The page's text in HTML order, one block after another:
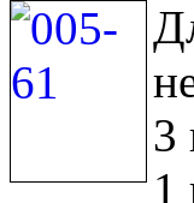
3
1